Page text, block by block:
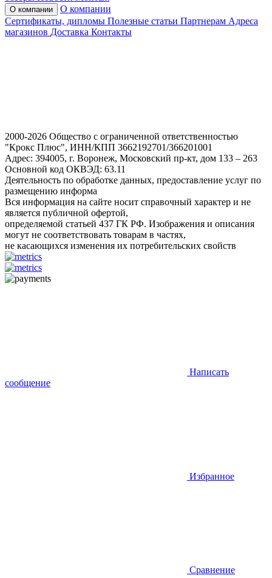
О компании
О компании
Сертификаты, дипломы Полезные статьи Партнерам Адреса
магазинов Доставка Контакты
2000-2026 Общество с ограниченной ответственностью
"Крокс Плюс", ИНН/КПП 3662192701/366201001
Адрес: 394005, г. Воронеж, Московский пр-кт, дом 133 – 263
Основной код ОКВЭД: 63.11
Деятельность по обработке данных, предоставление услуг по
размещению информа
Вся информация на сайте носит справочный характер и не
является публичной офертой,
определяемой статьей 437 ГК РФ. Изображения и описания
могут не соответствовать товарам в частях,
не касающихся изменения их потребительских свойств
Написать
сообщение
Избранное
Сравнение